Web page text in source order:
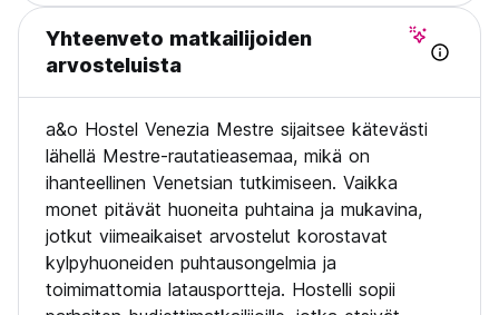
Yhteenveto matkailijoiden
arvosteluista
a&o Hostel Venezia Mestre sijaitsee kätevästi
lähellä Mestre-rautatieasemaa, mikä on
ihanteellinen Venetsian tutkimiseen. Vaikka
monet pitävät huoneita puhtaina ja mukavina,
jotkut viimeaikaiset arvostelut korostavat
kylpyhuoneiden puhtausongelmia ja
toimimattomia latausportteja. Hostelli sopii